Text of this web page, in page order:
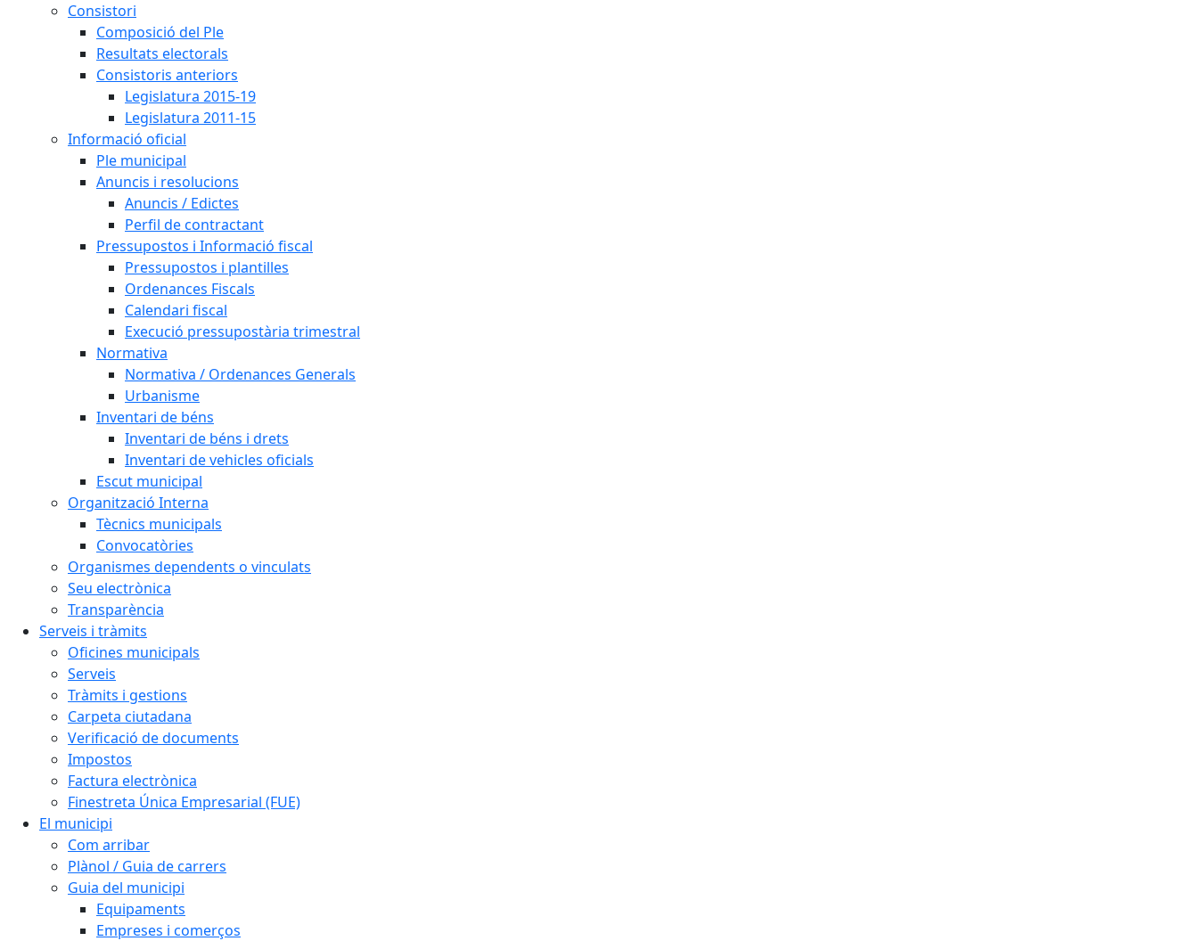
Consistori
Composició del Ple
Resultats electorals
Consistoris anteriors
Legislatura 2015-19
Legislatura 2011-15
Informació oficial
Ple municipal
Anuncis i resolucions
Anuncis / Edictes
Perfil de contractant
Pressupostos i Informació fiscal
Pressupostos i plantilles
Ordenances Fiscals
Calendari fiscal
Execució pressupostària trimestral
Normativa
Normativa / Ordenances Generals
Urbanisme
Inventari de béns
Inventari de béns i drets
Inventari de vehicles oficials
Escut municipal
Organització Interna
Tècnics municipals
Convocatòries
Organismes dependents o vinculats
Seu electrònica
Transparència
Serveis i tràmits
Oficines municipals
Serveis
Tràmits i gestions
Carpeta ciutadana
Verificació de documents
Impostos
Factura electrònica
Finestreta Única Empresarial (FUE)
El municipi
Com arribar
Plànol / Guia de carrers
Guia del municipi
Equipaments
Empreses i comerços